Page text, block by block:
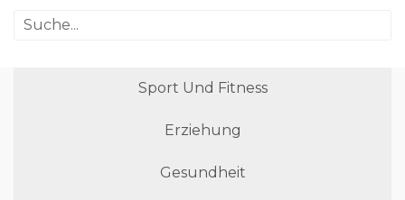
Sport Und Fitness
Erziehung
Gesundheit